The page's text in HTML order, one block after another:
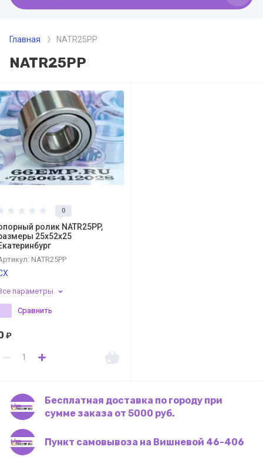
Главная NATR25PP
NATR25PP
0
ролик NATR25PP,
25x52x25
NATR25PP
параметры
Сравнить
₽
Бесплатная доставка по городу при
сумме заказа от 5000 руб.
Пункт самовывоза на Вишневой 46-406